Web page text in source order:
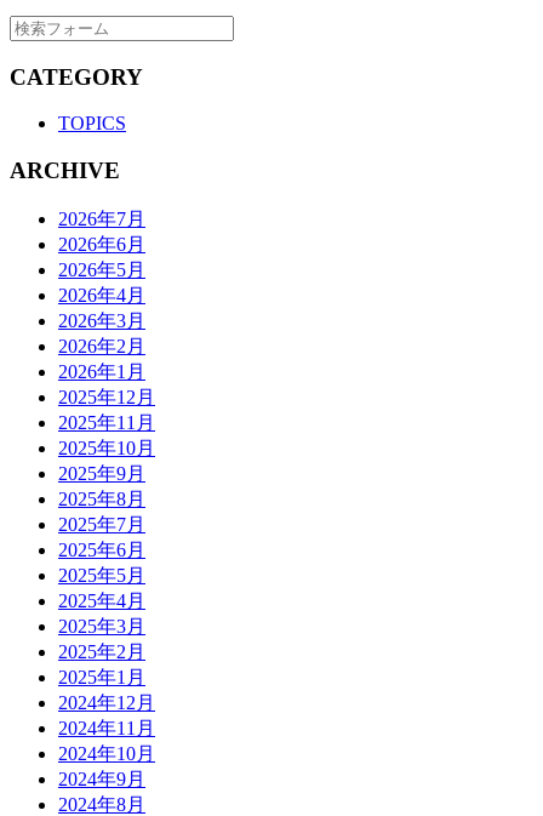
CATEGORY
TOPICS
ARCHIVE
2026年7月
2026年6月
2026年5月
2026年4月
2026年3月
2026年2月
2026年1月
2025年12月
2025年11月
2025年10月
2025年9月
2025年8月
2025年7月
2025年6月
2025年5月
2025年4月
2025年3月
2025年2月
2025年1月
2024年12月
2024年11月
2024年10月
2024年9月
2024年8月